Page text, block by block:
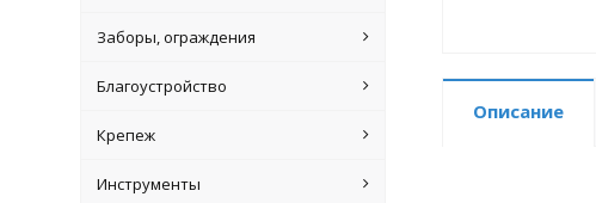
Заборы, ограждения
Благоустройство
Крепеж
Инструменты
Описание